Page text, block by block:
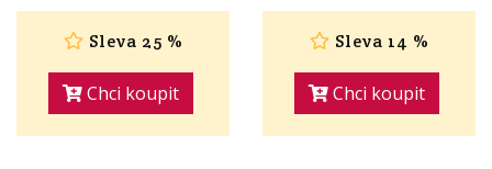
Sleva 25 %
Chci koupit
Sleva 14 %
Chci koupit